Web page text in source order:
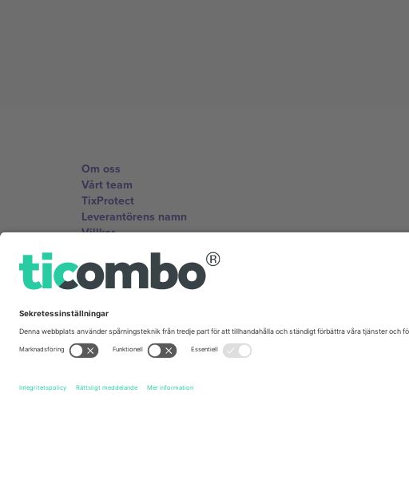
Om oss
Vårt team
TixProtect
Leverantörens namn
Villkor
Affiliate-program